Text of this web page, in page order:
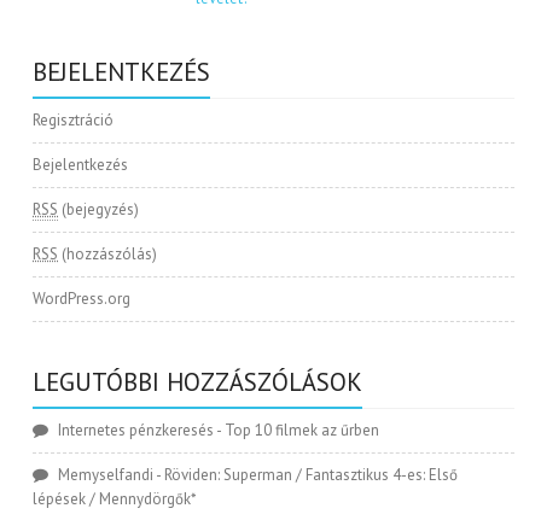
BEJELENTKEZÉS
Regisztráció
Bejelentkezés
RSS (bejegyzés)
RSS (hozzászólás)
WordPress.org
LEGUTÓBBI HOZZÁSZÓLÁSOK
Internetes pénzkeresés - Top 10 filmek az űrben
Memyselfandi - Röviden: Superman / Fantasztikus 4-es: Első
lépések / Mennydörgők*